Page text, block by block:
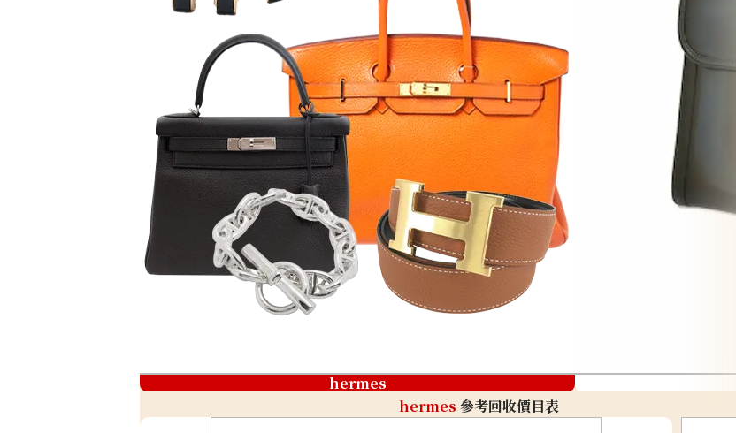
hermes
hermes 參考回收價目表